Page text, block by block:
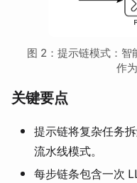
图 2：提示链模式：智
作
关键要点
提示链将复杂任务
流水线模式。
每步链条包含一次